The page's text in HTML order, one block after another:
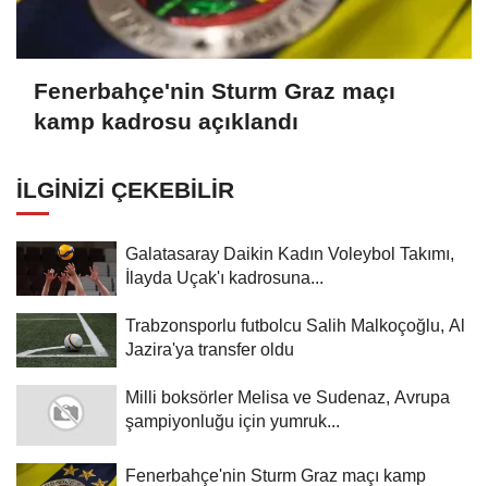
Fenerbahçe'nin Sturm Graz maçı
kamp kadrosu açıklandı
İLGINIZI ÇEKEBILIR
Galatasaray Daikin Kadın Voleybol Takımı,
İlayda Uçak'ı kadrosuna...
Trabzonsporlu futbolcu Salih Malkoçoğlu, Al
Jazira'ya transfer oldu
Milli boksörler Melisa ve Sudenaz, Avrupa
şampiyonluğu için yumruk...
Fenerbahçe'nin Sturm Graz maçı kamp